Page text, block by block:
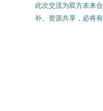
此次交流为双方未来
补、资源共享，必将